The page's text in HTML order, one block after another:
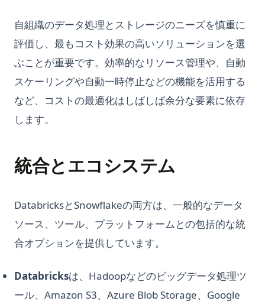
GPT-4
Promptheus: ChatGPTの音声対応版
Promptheus: the ChatGPT for Your Voice
Quick View of OpenAI o1
Reverse Prompt Engineering with ChatGPT: A Detailed
Guide
SuperAGI: Unleashing the Power of Autonomous AI Agents
The Real Answer to: How Many Questions Can You Ask
The Truth About ChatGPT and Plagiarism: Everything You
Need to Know
Top 10 Open Source ChatGPT Alternatives & How to Use
Them
Understanding the 'Too Many Signups from the Same IP'
Issue in ChatGPT
インデックスでPandas DataFrameをソートする
時系列分析のマスタリング：Pandas Resampleの使い方
Python Threading: Complete Guide to Multithreading with
Examples
Python Try Except: How to Handle Exceptions the Right Way
Python Try Except：例外を正しく処理する方法
Python Type Hints: A Practical Guide to Type Annotations
Python Virtual Environments: A Complete Guide to venv,
Programming
Python collections モジュール解説: Counter / defaultdict /
deque / namedtuple ガイド
Python defaultdict: Simplify Dictionary Operations with
Default Values
る
Python f-strings: The Complete Guide to Formatted String
自組織のデータ処理とストレージのニーズを慎重に
評価し、最もコスト効果の高いソリューションを選
ぶことが重要です。効率的なリソース管理や、自動
スケーリングや自動一時停止などの機能を活用する
など、コストの最適化はしばしば余分な要素に依存
します。
統合とエコシステム
DatabricksとSnowflakeの両方は、一般的なデータ
ソース、ツール、プラットフォームとの包括的な統
合オプションを提供しています。
Databricksは、Hadoopなどのビッグデータ処理ツ
ール、Amazon S3、Azure Blob Storage、Google